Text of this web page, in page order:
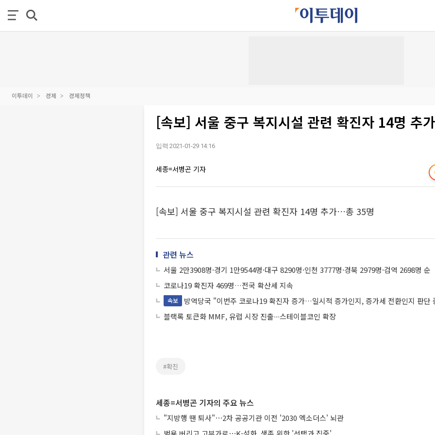
이투데이 경제 경제정책
[속보] 서울 중구 복지시설 관련 확진자 14명 추
입력 2021-01-29 14:16
세종=서병곤 기자
[속보] 서울 중구 복지시설 관련 확진자 14명 추가…총 35명
관련 뉴스
서울 2만3908명·경기 1만9544명·대구 8290명·인천 3777명·경북 2979명·검역 2698명 순
코로나19 확진자 469명…전국 확산세 지속
속보
방역당국 "이번주 코로나19 확진자 증가…일시적 증가인지, 증가세 전환인지 판단
블랙록 토큰화 MMF, 유럽 시장 진출∙∙∙스테이블코인 확장
#확진
세종=서병곤 기자의 주요 뉴스
"지방행 땐 퇴사"⋯2차 공공기관 이전 '2030 엑소더스' 뇌관